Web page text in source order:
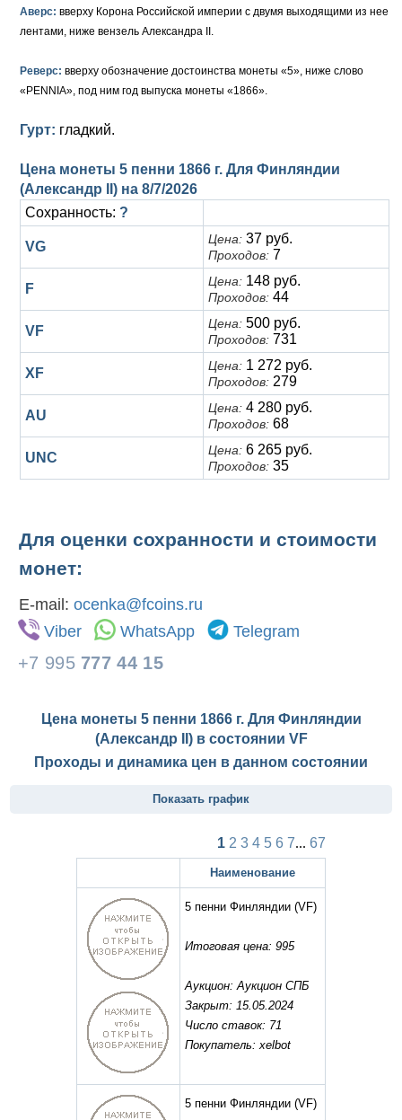
Памятные и донативные
Сибирские монеты
Для Молдавии и Валахии
Серебро
Медь
Ливонезы
Альбертусталер
Анна Иоанновна (1730-1740)
Петр II (1727-1730)
Петр I (1682-1725)
Золото
Серебро
Медь
Аверс: вверху Корона Российской империи с двумя выходящими из нее
лентами, ниже вензель Александра II.
Реверс: вверху обозначение достоинства монеты «5», ниже слово
«PENNIA», под ним год выпуска монеты «1866».
Гурт: гладкий.
Цена монеты 5 пенни 1866 г. Для Финляндии
(Александр II) на 8/7/2026
Сохранность: ?
VG Цена: 37 руб.
Проходов: 7
F Цена: 148 руб.
Проходов: 44
VF Цена: 500 руб.
Проходов: 731
XF Цена: 1 272 руб.
Проходов: 279
AU Цена: 4 280 руб.
Проходов: 68
UNC Цена: 6 265 руб.
Проходов: 35
Для оценки сохранности и стоимости
монет:
E-mail: ocenka@fcoins.ru
Viber
WhatsApp Telegram
+7 995 777 44 15
Цена монеты 5 пенни 1866 г. Для Финляндии
(Александр II) в состоянии VF
Проходы и динамика цен в данном состоянии
Показать график
1 2 3 4 5 6 7... 67
Наименование
5 пенни Финляндии (VF)
Итоговая цена: 995
Аукцион: Аукцион СПБ
Закрыт: 15.05.2024
Число ставок: 71
Покупатель: xelbot
5 пенни Финляндии (VF)